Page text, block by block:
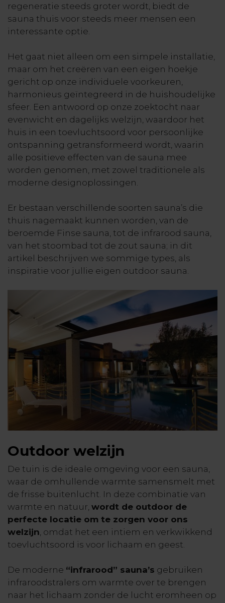
regeneratie steeds groter wordt, biedt de
sauna thuis voor steeds meer mensen een
interessante optie.
Het gaat niet alleen om een simpele installatie,
maar om het creëren van een eigen hoekje
gericht op onze individuele voorkeuren,
harmonieus geïntegreerd in de huishoudelijke
sfeer. Een antwoord op onze zoektocht naar
evenwicht en dagelijks welzijn, waardoor het
huis in een toevluchtsoord voor persoonlijke
ontspanning getransformeerd wordt, waarin
alle positieve effecten van de sauna mee
worden genomen, met zowel traditionele als
moderne designoplossingen.
Er bestaan verschillende soorten sauna’s die
thuis nagemaakt kunnen worden, van de
beroemde Finse sauna, tot de infrarood sauna,
van het stoombad tot de zout sauna; in dit
artikel beschrijven we sommige types, als
inspiratie voor jullie eigen outdoor sauna.
Outdoor welzijn
De tuin is de ideale omgeving voor een sauna,
waar de omhullende warmte samensmelt met
de frisse buitenlucht. In deze combinatie van
warmte en natuur, wordt de outdoor de
perfecte locatie om te zorgen voor ons
welzijn , omdat het een intiem en verkwikkend
toevluchtsoord is voor lichaam en geest.
De moderne “infrarood” sauna’s gebruiken
infraroodstralers om warmte over te brengen
naar het lichaam zonder de lucht eromheen op